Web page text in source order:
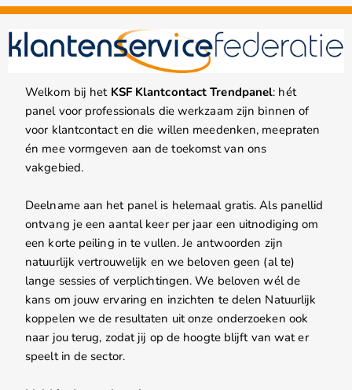
Welkom bij het KSF Klantcontact Trendpanel: hét
panel voor professionals die werkzaam zijn binnen of
voor klantcontact en die willen meedenken, meepraten
én mee vormgeven aan de toekomst van ons
vakgebied.
Deelname aan het panel is helemaal gratis. Als panellid
ontvang je een aantal keer per jaar een uitnodiging om
een korte peiling in te vullen. Je antwoorden zijn
natuurlijk vertrouwelijk en we beloven geen (al te)
lange sessies of verplichtingen. We beloven wél de
kans om jouw ervaring en inzichten te delen Natuurlijk
koppelen we de resultaten uit onze onderzoeken ook
naar jou terug, zodat jij op de hoogte blijft van wat er
speelt in de sector.